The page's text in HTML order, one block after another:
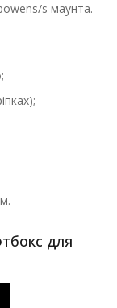
s маунта.
для